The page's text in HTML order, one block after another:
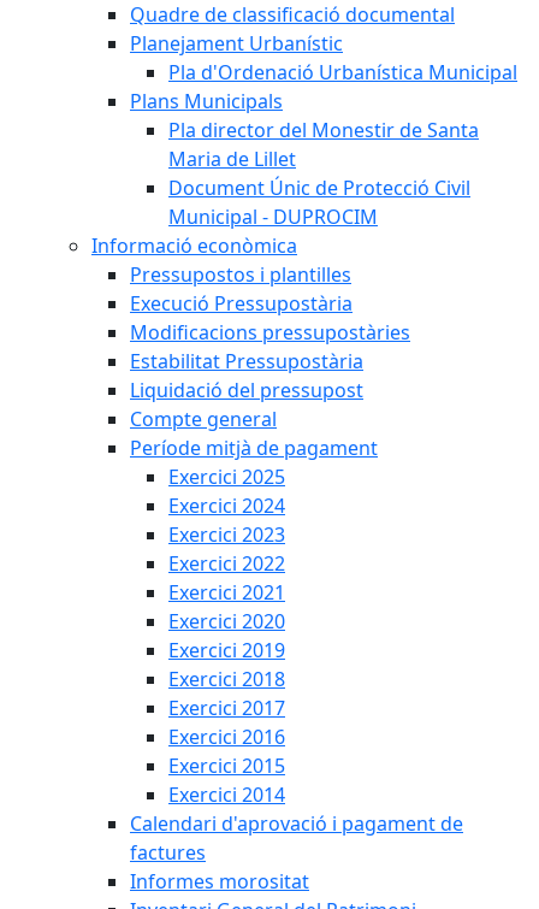
Quadre de classificació documental
Planejament Urbanístic
Pla d'Ordenació Urbanística Municipal
Plans Municipals
Pla director del Monestir de Santa
Maria de Lillet
Document Únic de Protecció Civil
Municipal - DUPROCIM
Informació econòmica
Pressupostos i plantilles
Execució Pressupostària
Modificacions pressupostàries
Estabilitat Pressupostària
Liquidació del pressupost
Compte general
Període mitjà de pagament
Exercici 2025
Exercici 2024
Exercici 2023
Exercici 2022
Exercici 2021
Exercici 2020
Exercici 2019
Exercici 2018
Exercici 2017
Exercici 2016
Exercici 2015
Exercici 2014
Calendari d'aprovació i pagament de
factures
Informes morositat